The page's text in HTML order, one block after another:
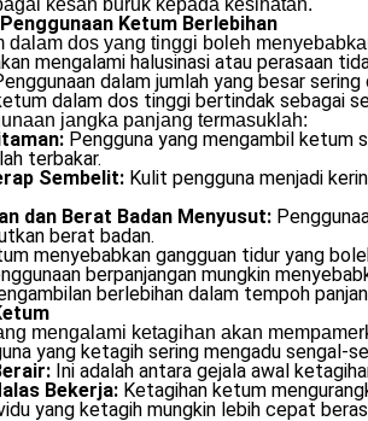
kesan buruk kepada kesihatan.
Ketum Berlebihan
dalam dos yang tinggi boleh
mengalami halusinasi atau perasaan
dalam jumlah yang besar
dalam dos tinggi bertindak sebagai
jangka panjang termasuklah:
Pengguna yang mengambil ketum
terbakar.
Sembelit: Kulit pengguna menjadi
dan Berat Badan Menyusut:
berat badan.
menyebabkan gangguan tidur yang
berpanjangan mungkin
berlebihan dalam tempoh
mengalami ketagihan akan
yang ketagih sering mengadu sengal-
Ini adalah antara gejala awal
Bekerja: Ketagihan ketum
yang ketagih mungkin lebih cepat